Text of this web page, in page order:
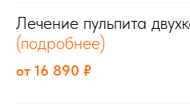
Лечение пульпита
(подробнее)
от 16 890 ₽